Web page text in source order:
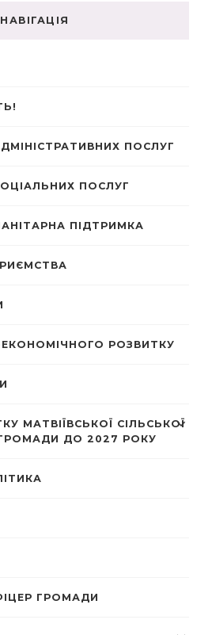
НАВІГАЦІЯ
ПОСЛУГ
ПОСЛУГ
ПІДТРИМКА
РОЗВИТКУ
МАТВІЇВСЬКОЇ СІЛЬСЬКОЇ
ДО 2027 РОКУ
ГРОМАДИ